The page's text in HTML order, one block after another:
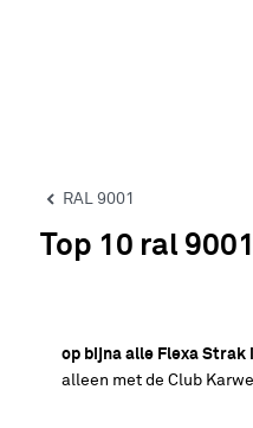
RAL 9001
Top 10 ral 9001
op bijna alle Flexa Strak
alleen met de Club